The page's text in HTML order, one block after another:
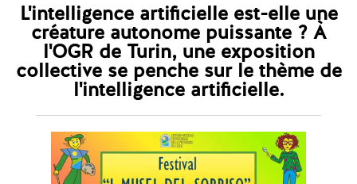
L'intelligence artificielle est-elle une
créature autonome puissante ? À
l'OGR de Turin, une exposition
collective se penche sur le thème de
l'intelligence artificielle.